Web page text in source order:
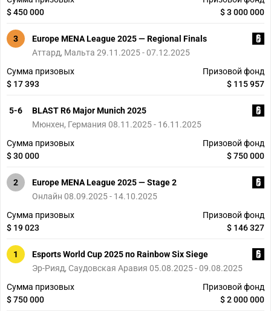
$ 450 000
$ 3 000 000
3
Europe MENA League 2025 — Regional Finals
Аттард, Мальта 29.11.2025 - 07.12.2025
Сумма призовых
$ 17 393
Призовой фонд
$ 115 957
5-6
BLAST R6 Major Munich 2025
Мюнхен, Германия 08.11.2025 - 16.11.2025
Сумма призовых
$ 30 000
Призовой фонд
$ 750 000
2
Europe MENA League 2025 — Stage 2
Онлайн 08.09.2025 - 14.10.2025
Сумма призовых
$ 19 023
Призовой фонд
$ 146 327
1
Esports World Cup 2025 по Rainbow Six Siege
Эр-Рияд, Саудовская Аравия 05.08.2025 - 09.08.2025
Сумма призовых
$ 750 000
Призовой фонд
$ 2 000 000